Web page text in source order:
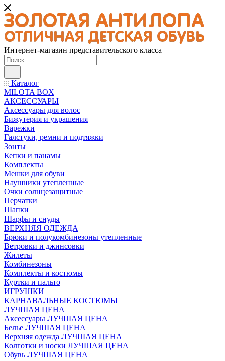
Интернет-магазин представительского класса
Каталог
MILOTA BOX
АКСЕССУАРЫ
Аксессуары для волос
Бижутерия и украшения
Варежки
Галстуки, ремни и подтяжки
Зонты
Кепки и панамы
Комплекты
Мешки для обуви
Наушники утепленные
Очки солнцезащитные
Перчатки
Шапки
Шарфы и снуды
ВЕРХНЯЯ ОДЕЖДА
Брюки и полукомбинезоны утепленные
Ветровки и джинсовки
Жилеты
Комбинезоны
Комплекты и костюмы
Куртки и пальто
ИГРУШКИ
КАРНАВАЛЬНЫЕ КОСТЮМЫ
ЛУЧШАЯ ЦЕНА
Аксессуары ЛУЧШАЯ ЦЕНА
Белье ЛУЧШАЯ ЦЕНА
Верхняя одежда ЛУЧШАЯ ЦЕНА
Колготки и носки ЛУЧШАЯ ЦЕНА
Обувь ЛУЧШАЯ ЦЕНА